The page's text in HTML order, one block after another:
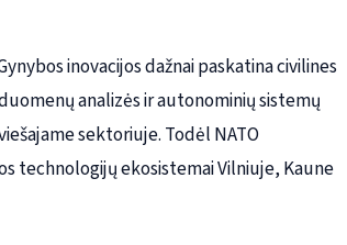
inovacijos dažnai paskatina civilines
analizės ir autonominių sistemų
sektoriuje. Todėl NATO
technologijų ekosistemai Vilniuje, Kaune